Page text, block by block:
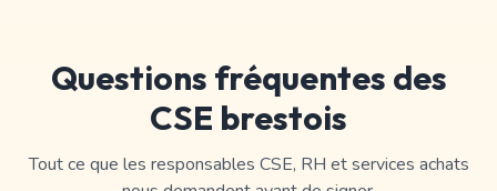
Questions fréquentes des
CSE brestois
Tout ce que les responsables CSE, RH et services achats